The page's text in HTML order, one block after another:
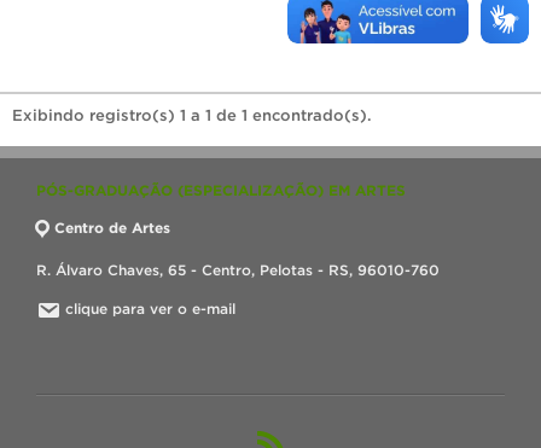
Exibindo registro(s) 1 a 1 de 1 encontrado(s).
PÓS-GRADUAÇÃO (ESPECIALIZAÇÃO) EM ARTES
Centro de Artes
R. Álvaro Chaves, 65 - Centro, Pelotas - RS, 96010-760
clique para ver o e-mail